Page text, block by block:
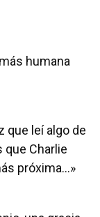
humana
que leí algo de
que Charlie
próxima...»